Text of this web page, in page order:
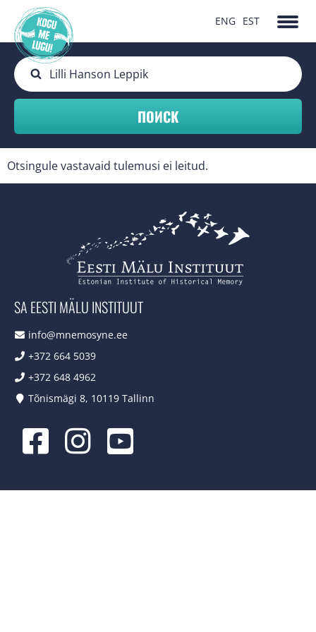
ENG EST
Otsingule vastavaid tulemusi ei leitud.
SA EESTI MÄLU INSTITUUT
info@mnemosyne.ee
+372 664 5039
+372 648 4962
Tõnismägi 8, 10119 Tallinn